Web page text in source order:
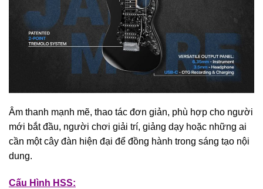
Âm thanh mạnh mẽ, thao tác đơn giản, phù hợp cho người
mới bắt đầu, người chơi giải trí, giảng dạy hoặc những ai
cần một cây đàn hiện đại để đồng hành trong sáng tạo nội
dung.
Cấu Hình HSS: